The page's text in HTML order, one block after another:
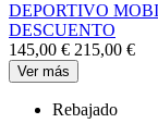
DEPORTIVO
DESCUENTO
145,00 € 215,00 €
Ver más
Rebajado